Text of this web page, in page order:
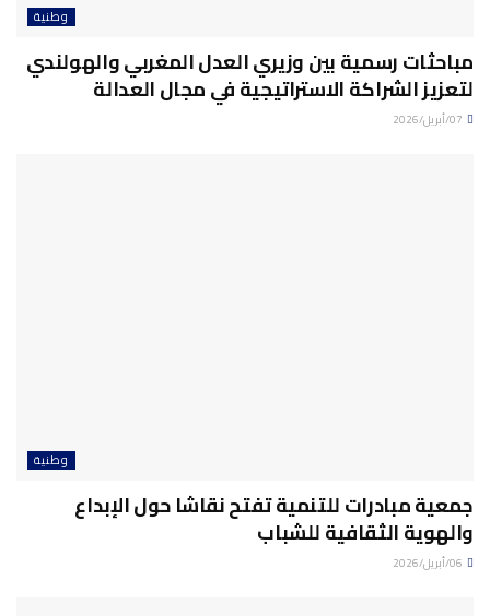
وطنية
مباحثات رسمية بين وزيري العدل المغربي والهولندي
لتعزيز الشراكة الاستراتيجية في مجال العدالة
وطنية
جمعية مبادرات للتنمية تفتح نقاشا حول الإبداع
والهوية الثقافية للشباب